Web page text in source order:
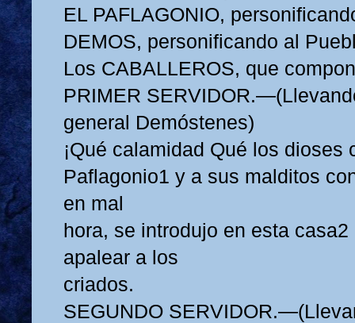
EL PAFLAGONIO,
DEMOS, personificando al
Los CABALLEROS, que
PRIMER
general Demóstenes)
¡Qué calamidad Qué los dioses
Paflagonio1 y a sus malditos
en mal
hora, se introdujo en esta
apalear a los
criados.
SEGUNDO